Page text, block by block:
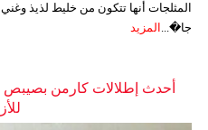
المثلجات أنها تتكون من خليط لذيذ
جا�... المزيد
أحدث إطلالات كارمن بصيبص